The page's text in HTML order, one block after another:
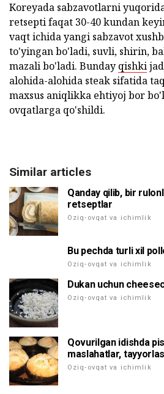
Koreyada sabzavotlarni
retsepti faqat 30-40 kundan
vaqt ichida yangi sabzavot
to'yingan bo'ladi, suvli, shirin,
mazali bo'ladi. Bunday qishki
alohida-alohida steak sifatida
maxsus aniqlikka ehtiyoj bor
ovqatlarga qo'shildi.
Similar articles
Qanday qilib, bir
retseptlar
Oziq-ovqat va ichimlik
Bu pechda turli xil
Oziq-ovqat va ichimlik
Dukan uchun
Oziq-ovqat va ichimlik
Qovurilgan idishda
maslahatlar,
Oziq-ovqat va ichimlik